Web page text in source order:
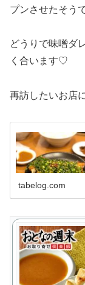
プンさせたそう
どうりで味噌ダ
く合います♡
再訪したいお店
tabelog.com